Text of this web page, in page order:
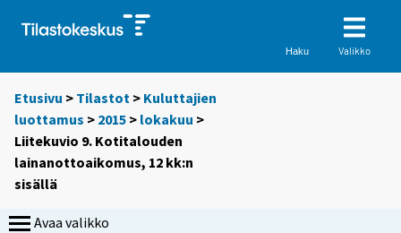
Haku Valikko
Etusivu > Tilastot > Kuluttajien
luottamus > 2015 > lokakuu >
Liitekuvio 9. Kotitalouden
lainanottoaikomus, 12 kk:n
sisällä
Avaa valikko